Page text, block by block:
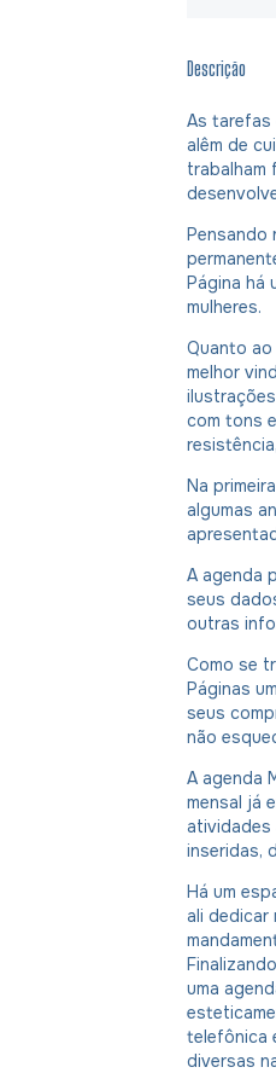
Descrição
As tarefas
alêm de
trabalham
Pensando
Página há
mulheres.
Quanto ao
melhor
com tons
Na
algumas
A agenda
seus
outras
Como se
Páginas
seus
não
A agenda
mensal já
atividades
inseridas,
Há um
ali dedicar
uma
telefônica
diversas